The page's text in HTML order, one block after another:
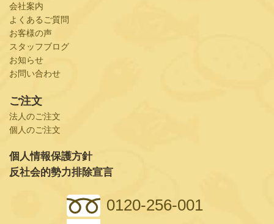
会社案内
よくあるご質問
お客様の声
スタッフブログ
お知らせ
お問い合わせ
ご注文
法人のご注文
個人のご注文
個人情報保護方針
反社会的勢力排除宣言
0120-256-001